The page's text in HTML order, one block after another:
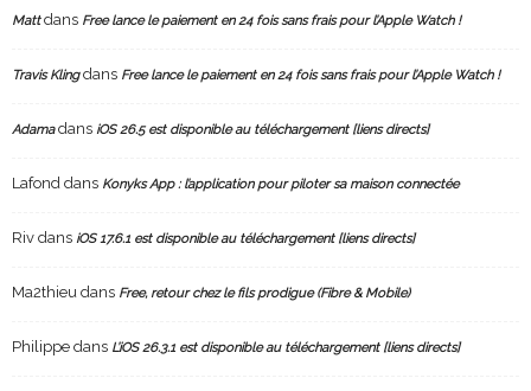
Mattdans Free lance le paiement en 24 fois sans frais pour l’Apple Watch !
Travis Klingdans Free lance le paiement en 24 fois sans frais pour l’Apple Watch !
Adamadans iOS 26.5 est disponible au téléchargement [liens directs]
Lafond dans Konyks App : l’application pour piloter sa maison connectée
Riv dans iOS 17.6.1 est disponible au téléchargement [liens directs]
Ma2thieu dans Free, retour chez le fils prodigue (Fibre & Mobile)
Philippe dans L’iOS 26.3.1 est disponible au téléchargement [liens directs]